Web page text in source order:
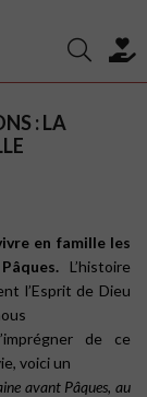
: LA
en famille les
L’histoire
l’Esprit de Dieu
de ce
voici un
avant Pâques, au